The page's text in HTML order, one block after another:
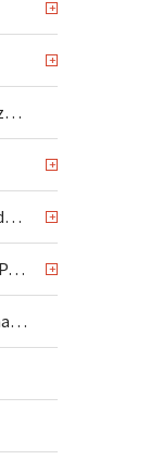
+
+
Painel Fotográfico Personalizado
+
Papel de Parede Para Quarto de Bebê +
Paper Land | Loja de Papel de Parede | São Paulo +
Persiana Horizontal | Persiana Vertical